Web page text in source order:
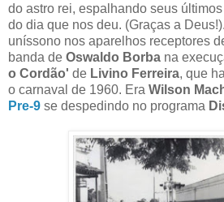
do astro rei, espalhando seus
do dia que nos deu. (Graças a
uníssono nos aparelhos receptores
banda de Oswaldo Borba na
o Cordão' de Livino Ferreira, que
o carnaval de 1960. Era Wilson
Pre-9 se despedindo no programa